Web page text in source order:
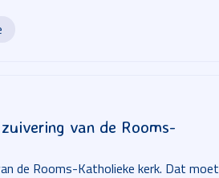
van de Rooms-
de Rooms-Katholieke kerk. Dat moet